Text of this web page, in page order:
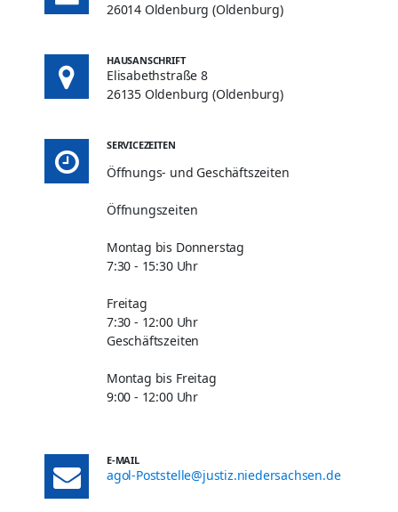
26014 Oldenburg (Oldenburg)
HAUSANSCHRIFT
Elisabethstraße 8
26135 Oldenburg (Oldenburg)
SERVICEZEITEN
Öffnungs- und Geschäftszeiten
Öffnungszeiten
Montag bis Donnerstag
7:30 - 15:30 Uhr
Freitag
7:30 - 12:00 Uhr
Geschäftszeiten
Montag bis Freitag
9:00 - 12:00 Uhr
E-MAIL
agol-Poststelle@justiz.niedersachsen.de